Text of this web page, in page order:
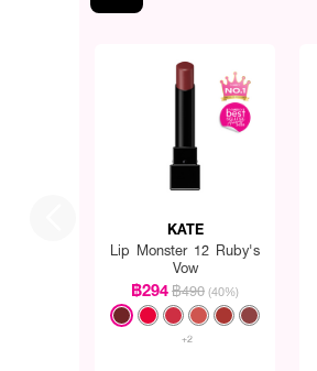
KATE
Lip Monster 12 Ruby's
Vow
฿294฿490 (40%)
+2